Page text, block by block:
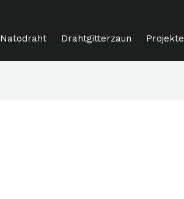
Natodraht Drahtgitterzaun Projekte